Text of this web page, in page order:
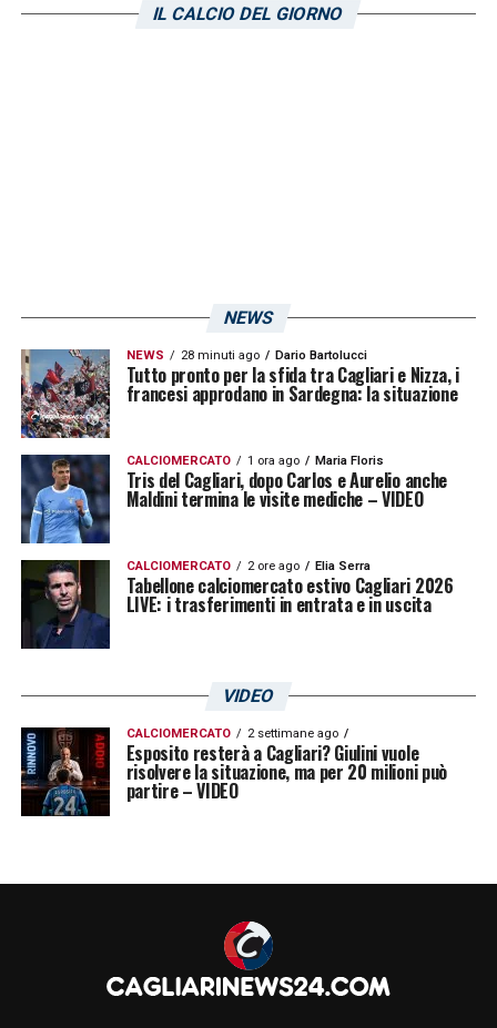
IL CALCIO DEL GIORNO
NEWS
NEWS 28 minuti ago Dario Bartolucci
Tutto pronto per la sfida tra Cagliari e Nizza, i
francesi approdano in Sardegna: la situazione
CALCIOMERCATO 1 ora ago Maria Floris
Tris del Cagliari, dopo Carlos e Aurelio anche
Maldini termina le visite mediche – VIDEO
CALCIOMERCATO 2 ore ago Elia Serra
Tabellone calciomercato estivo Cagliari 2026
LIVE: i trasferimenti in entrata e in uscita
VIDEO
CALCIOMERCATO 2 settimane ago
Esposito resterà a Cagliari? Giulini vuole
risolvere la situazione, ma per 20 milioni può
partire – VIDEO